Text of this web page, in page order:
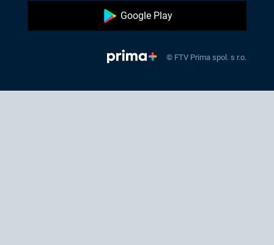
Google Play
© FTV Prima spol. s r.o.